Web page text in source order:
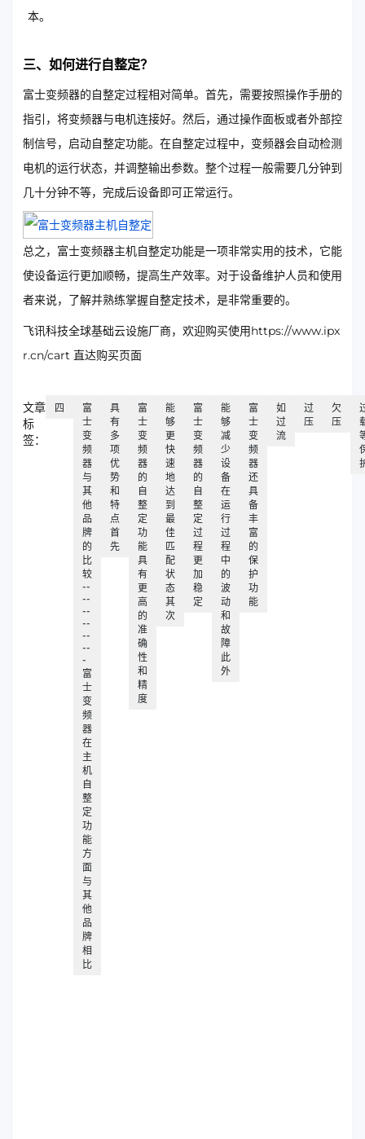
本。
三、如何进行自整定？
富士变频器的自整定过程相对简单。首先，需要按照操作手册的
指引，将变频器与电机连接好。然后，通过操作面板或者外部控
制信号，启动自整定功能。在自整定过程中，变频器会自动检测
电机的运行状态，并调整输出参数。整个过程一般需要几分钟到
几十分钟不等，完成后设备即可正常运行。
总之，富士变频器主机自整定功能是一项非常实用的技术，它能
使设备运行更加顺畅，提高生产效率。对于设备维护人员和使用
者来说，了解并熟练掌握自整定技术，是非常重要的。
飞讯科技全球基础云设施厂商，欢迎购买使用https://www.ipx
r.cn/cart 直达购买页面
文章
标
签：
四
富
士
变
频
器
与
其
他
品
牌
的
比
较
--
--
--
--
--
--
-
富
士
变
频
器
在
主
机
自
整
定
功
能
方
面
与
其
他
品
牌
相
比
具
有
多
项
优
势
和
特
点
首
先
富
士
变
频
器
的
自
整
定
功
能
具
有
更
高
的
准
确
性
和
精
度
能
够
更
快
速
地
达
到
最
佳
匹
配
状
态
其
次
富
士
变
频
器
的
自
整
定
过
程
更
加
稳
定
能
够
减
少
设
备
在
运
行
过
程
中
的
波
动
和
故
障
此
外
富
士
变
频
器
还
具
备
丰
富
的
保
护
功
能
如
过
流
过
压
欠
压